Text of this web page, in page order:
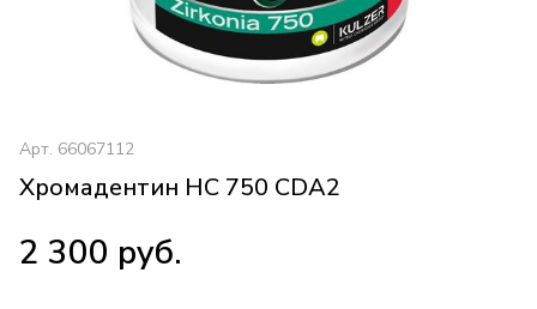
Арт. 66067112
Хромадентин HC 750 CDA2
2 300 руб.